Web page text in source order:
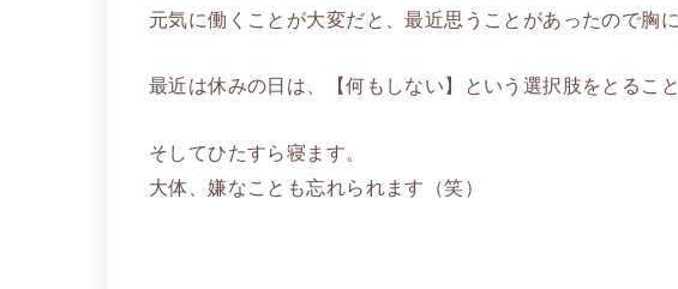
元気に働くことが大変だと、最近思うことがあったので胸に
最近は休みの日は、【何もしない】という選択肢をとるこ
そしてひたすら寝ます。
大体、嫌なことも忘れられます（笑）